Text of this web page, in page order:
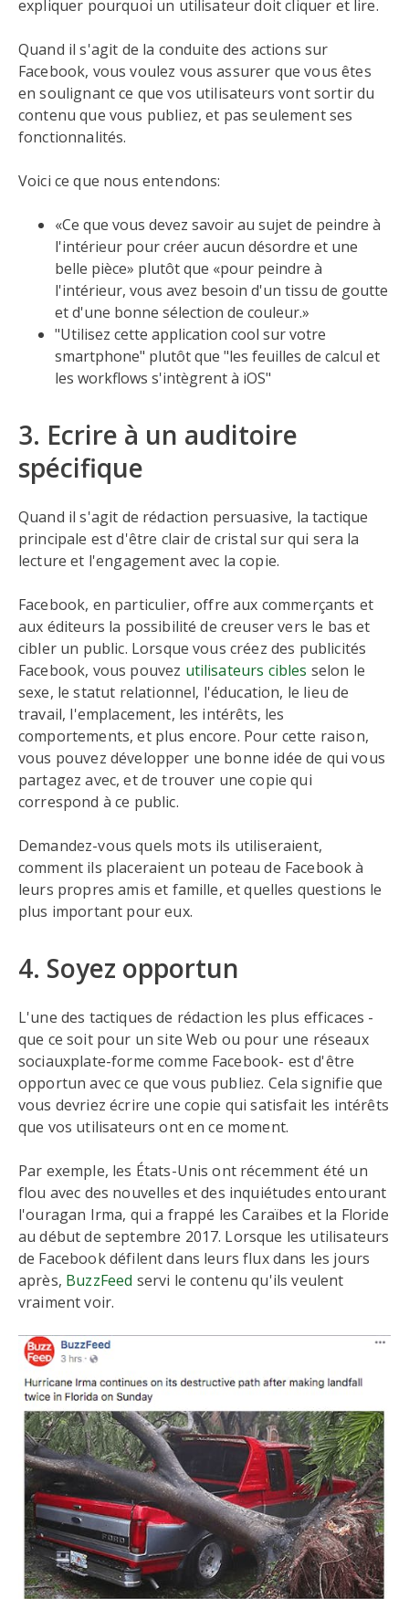
expliquer pourquoi un utilisateur doit cliquer et lire.
Quand il s'agit de la conduite des actions sur
Facebook, vous voulez vous assurer que vous êtes
en soulignant ce que vos utilisateurs vont sortir du
contenu que vous publiez, et pas seulement ses
fonctionnalités.
Voici ce que nous entendons:
«Ce que vous devez savoir au sujet de peindre à
l'intérieur pour créer aucun désordre et une
belle pièce» plutôt que «pour peindre à
l'intérieur, vous avez besoin d'un tissu de goutte
et d'une bonne sélection de couleur.»
"Utilisez cette application cool sur votre
smartphone" plutôt que "les feuilles de calcul et
les workflows s'intègrent à iOS"
3. Ecrire à un auditoire
spécifique
Quand il s'agit de rédaction persuasive, la tactique
principale est d'être clair de cristal sur qui sera la
lecture et l'engagement avec la copie.
Facebook, en particulier, offre aux commerçants et
aux éditeurs la possibilité de creuser vers le bas et
cibler un public. Lorsque vous créez des publicités
Facebook, vous pouvez utilisateurs cibles selon le
sexe, le statut relationnel, l'éducation, le lieu de
travail, l'emplacement, les intérêts, les
comportements, et plus encore. Pour cette raison,
vous pouvez développer une bonne idée de qui vous
partagez avec, et de trouver une copie qui
correspond à ce public.
Demandez-vous quels mots ils utiliseraient,
comment ils placeraient un poteau de Facebook à
leurs propres amis et famille, et quelles questions le
plus important pour eux.
4. Soyez opportun
L'une des tactiques de rédaction les plus efficaces -
que ce soit pour un site Web ou pour une réseaux
sociauxplate-forme comme Facebook- est d'être
opportun avec ce que vous publiez. Cela signifie que
vous devriez écrire une copie qui satisfait les intérêts
que vos utilisateurs ont en ce moment.
Par exemple, les États-Unis ont récemment été un
flou avec des nouvelles et des inquiétudes entourant
l'ouragan Irma, qui a frappé les Caraïbes et la Floride
au début de septembre 2017. Lorsque les utilisateurs
de Facebook défilent dans leurs flux dans les jours
après, BuzzFeed servi le contenu qu'ils veulent
vraiment voir.